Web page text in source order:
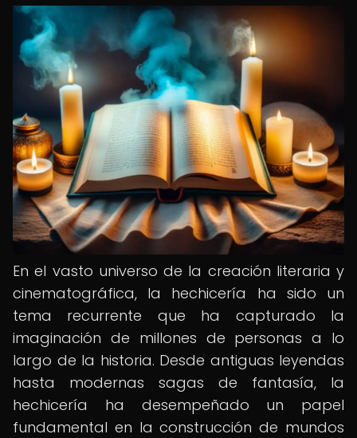
En el vasto universo de la creación literaria y
cinematográfica, la hechicería ha sido un
tema recurrente que ha capturado la
imaginación de millones de personas a lo
largo de la historia. Desde antiguas leyendas
hasta modernas sagas de fantasía, la
hechicería ha desempeñado un papel
fundamental en la construcción de mundos